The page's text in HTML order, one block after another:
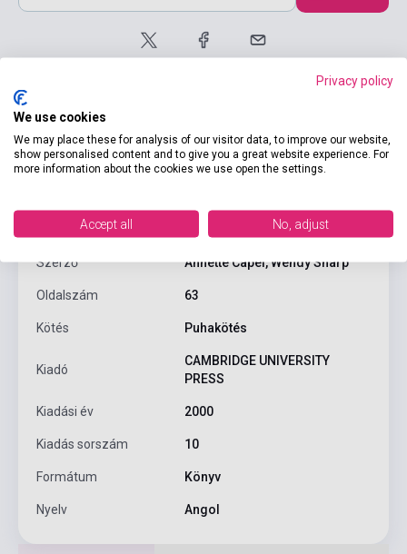
Termékjellemzők
9780521625746
Szerző Annette Capel, Wendy Sharp
Oldalszám 63
Kötés Puhakötés
Kiadó
CAMBRIDGE UNIVERSITY
PRESS
Kiadási év 2000
Kiadás sorszám 10
Formátum Könyv
Nyelv Angol
Privacy policy
We use cookies
We may place these for analysis of our visitor data, to improve our website,
show personalised content and to give you a great website experience. For
more information about the cookies we use open the settings.
Accept all No, adjust